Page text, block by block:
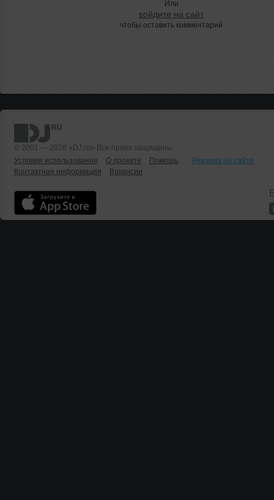
Или
войдите на сайт
чтобы оставить комментарий
© 2001 — 2026 «DJ.ru» Все права защищены.
Условия использования
О проекте Помощь
Реклама на сайте
Контактная информация
Вакансии